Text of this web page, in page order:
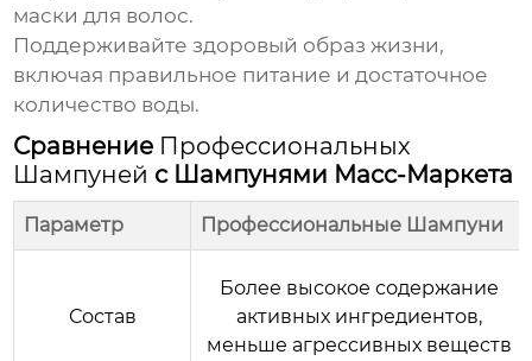
маски для волос.
Поддерживайте здоровый образ жизни,
включая правильное питание и достаточное
количество воды.
Сравнение Профессиональных
Шампуней с Шампунями Масс-Маркета
Параметр Профессиональные Шампуни
Состав
Более высокое содержание
активных ингредиентов,
меньше агрессивных веществ